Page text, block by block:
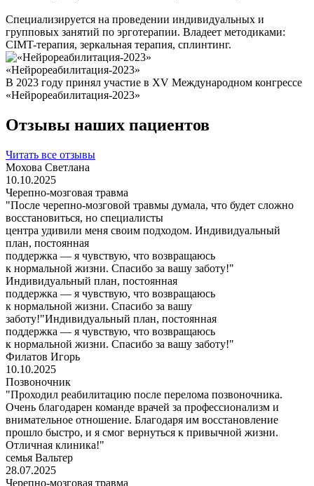
Специализируется на проведении индивидуальных и
групповых занятий по эрготерапии. Владеет методиками:
CIMT-терапия, зеркальная терапия, сплинтинг.
«Нейрореабилитация-2023»
В 2023 году принял участие в XV Международном конгрессе
«Нейрореабилитация-2023»
Отзывы наших пациентов
Читать все отзывы
Мохова Светлана
10.10.2025
Черепно-мозговая травма
"После черепно-мозговой травмы думала, что будет сложно
восстановиться, но специалисты
центра удивили меня своим подходом. Индивидуальный
план, постоянная
поддержка — я чувствую, что возвращаюсь
к нормальной жизни. Спасибо за вашу заботу!"
Индивидуальный план, постоянная
поддержка — я чувствую, что возвращаюсь
к нормальной жизни. Спасибо за вашу
заботу!"Индивидуальный план, постоянная
поддержка — я чувствую, что возвращаюсь
к нормальной жизни. Спасибо за вашу заботу!"
Филатов Игорь
10.10.2025
Позвоночник
"Проходил реабилитацию после перелома позвоночника.
Очень благодарен команде врачей за профессионализм и
внимательное отношение. Благодаря им восстановление
прошло быстро, и я смог вернуться к привычной жизни.
Отличная клиника!"
семья Вальтер
28.07.2025
Черепно-мозговая травма